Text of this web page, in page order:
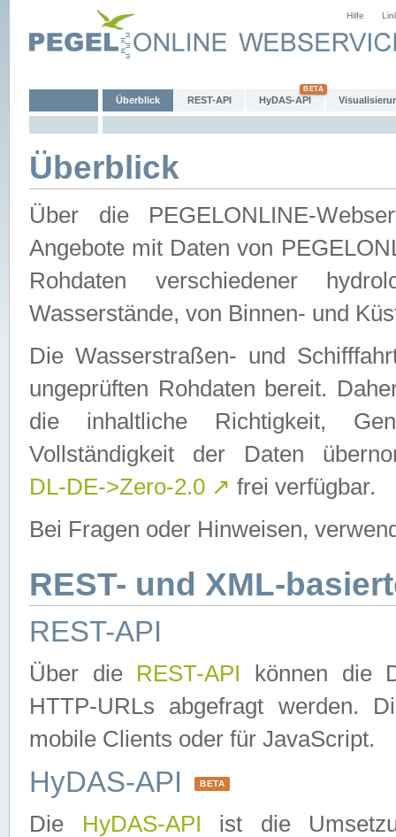
Hilfe
Überblick REST-API HyDAS-API
Überblick
Über die PEGELONLINE-
Angebote mit Daten von
Rohdaten verschiedener
Wasserstände, von Binnen- und
Die Wasserstraßen- und
ungeprüften Rohdaten bereit.
die inhaltliche Richtigkeit,
Vollständigkeit der Daten
DL-DE->Zero-2.0 ↗ frei verfügbar.
Bei Fragen oder Hinweisen,
REST- und XML-
REST-API
Über die REST-API können die
HTTP-URLs abgefragt werden.
mobile Clients oder für JavaScript.
HyDAS-API BETA
Die HyDAS-API ist die